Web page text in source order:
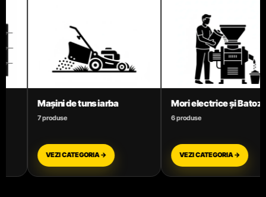
Mori electrice și Batoze
6 produse
VEZI CATEGORIA →
Motoare termice benzină
3 produse
VEZI CATEGORIA →